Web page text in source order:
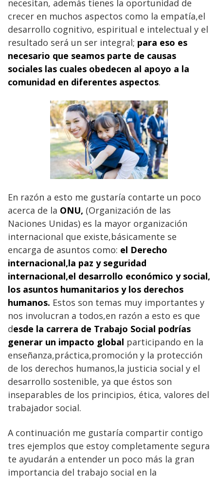
necesitan, además tienes la oportunidad de
crecer en muchos aspectos como la empatía,el
desarrollo cognitivo, espiritual e intelectual y el
resultado será un ser integral; para eso es
necesario que seamos parte de causas
sociales las cuales obedecen al apoyo a la
comunidad en diferentes aspectos.
En razón a esto me gustaría contarte un poco
acerca de la ONU, (Organización de las
Naciones Unidas) es la mayor organización
internacional que existe,básicamente se
encarga de asuntos como: el Derecho
internacional,la paz y seguridad
internacional,el desarrollo económico y social,
los asuntos humanitarios y los derechos
humanos. Estos son temas muy importantes y
nos involucran a todos,en razón a esto es que
desde la carrera de Trabajo Social podrías
generar un impacto global participando en la
enseñanza,práctica,promoción y la protección
de los derechos humanos,la justicia social y el
desarrollo sostenible, ya que éstos son
inseparables de los principios, ética, valores del
trabajador social.
A continuación me gustaría compartir contigo
tres ejemplos que estoy completamente segura
te ayudarán a entender un poco más la gran
importancia del trabajo social en la